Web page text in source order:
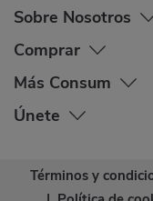
Sobre Nosotros
Comprar
Más Consum
Únete
Términos y